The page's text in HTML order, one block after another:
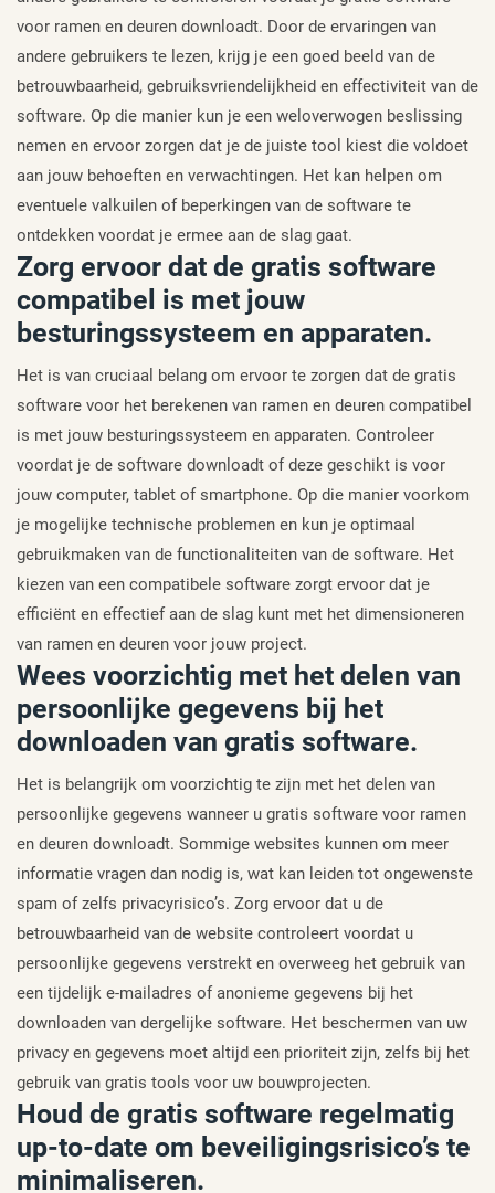
voor ramen en deuren downloadt. Door de ervaringen van
andere gebruikers te lezen, krijg je een goed beeld van de
betrouwbaarheid, gebruiksvriendelijkheid en effectiviteit van de
software. Op die manier kun je een weloverwogen beslissing
nemen en ervoor zorgen dat je de juiste tool kiest die voldoet
aan jouw behoeften en verwachtingen. Het kan helpen om
eventuele valkuilen of beperkingen van de software te
ontdekken voordat je ermee aan de slag gaat.
Zorg ervoor dat de gratis software
compatibel is met jouw
besturingssysteem en apparaten.
Het is van cruciaal belang om ervoor te zorgen dat de gratis
software voor het berekenen van ramen en deuren compatibel
is met jouw besturingssysteem en apparaten. Controleer
voordat je de software downloadt of deze geschikt is voor
jouw computer, tablet of smartphone. Op die manier voorkom
je mogelijke technische problemen en kun je optimaal
gebruikmaken van de functionaliteiten van de software. Het
kiezen van een compatibele software zorgt ervoor dat je
efficiënt en effectief aan de slag kunt met het dimensioneren
van ramen en deuren voor jouw project.
Wees voorzichtig met het delen van
persoonlijke gegevens bij het
downloaden van gratis software.
Het is belangrijk om voorzichtig te zijn met het delen van
persoonlijke gegevens wanneer u gratis software voor ramen
en deuren downloadt. Sommige websites kunnen om meer
informatie vragen dan nodig is, wat kan leiden tot ongewenste
spam of zelfs privacyrisico’s. Zorg ervoor dat u de
betrouwbaarheid van de website controleert voordat u
persoonlijke gegevens verstrekt en overweeg het gebruik van
een tijdelijk e-mailadres of anonieme gegevens bij het
downloaden van dergelijke software. Het beschermen van uw
privacy en gegevens moet altijd een prioriteit zijn, zelfs bij het
gebruik van gratis tools voor uw bouwprojecten.
Houd de gratis software regelmatig
up-to-date om beveiligingsrisico’s te
minimaliseren.